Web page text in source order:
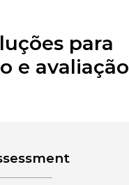
para
e avaliação